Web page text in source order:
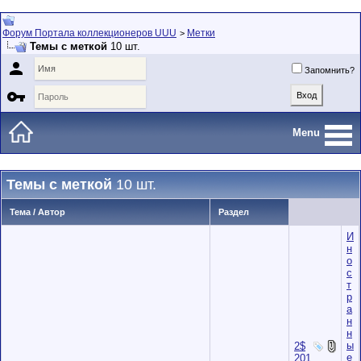
Форум Портала коллекционеров UUU > Метки
Темы с меткой 10 шт.
 Запомнить?

Menu
Темы с меткой10 шт.
Тема / Автор Раздел
2$
201
И
н
о
с
т
р
а
н
н
ы
е